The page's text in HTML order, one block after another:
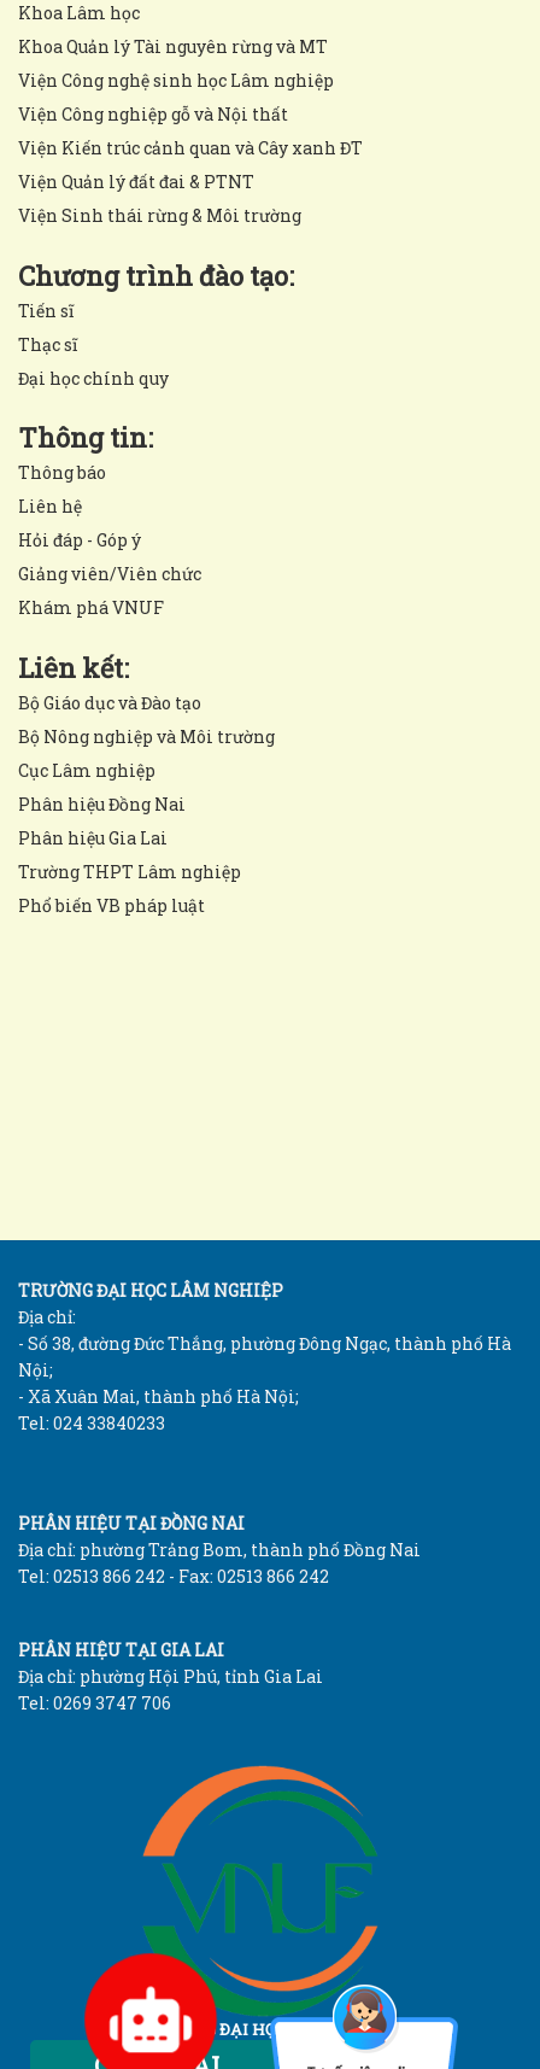
Khoa Lâm học
Khoa Quản lý Tài nguyên rừng và MT
Viện Công nghệ sinh học Lâm nghiệp
Viện Công nghiệp gỗ và Nội thất
Viện Kiến trúc cảnh quan và Cây xanh ĐT
Viện Quản lý đất đai & PTNT
Viện Sinh thái rừng & Môi trường
Chương trình đào tạo:
Tiến sĩ
Thạc sĩ
Đại học chính quy
Thông tin:
Thông báo
Liên hệ
Hỏi đáp - Góp ý
Giảng viên/Viên chức
Khám phá VNUF
Liên kết:
Bộ Giáo dục và Đào tạo
Bộ Nông nghiệp và Môi trường
Cục Lâm nghiệp
Phân hiệu Đồng Nai
Phân hiệu Gia Lai
Trường THPT Lâm nghiệp
Phổ biến VB pháp luật
TRƯỜNG ĐẠI HỌC LÂM NGHIỆP
Địa chỉ:
- Số 38, đường Đức Thắng, phường Đông Ngạc, thành phố Hà
Nội;
- Xã Xuân Mai, thành phố Hà Nội;
Tel: 024 33840233
PHÂN HIỆU TẠI ĐỒNG NAI
Địa chỉ: phường Trảng Bom, thành phố Đồng Nai
Tel: 02513 866 242 - Fax: 02513 866 242
PHÂN HIỆU TẠI GIA LAI
Địa chỉ: phường Hội Phú, tỉnh Gia Lai
Tel: 0269 3747 706
TRƯỜNG ĐẠI HỌC LÂM NGHIỆP
Vietnam National University of Forestry